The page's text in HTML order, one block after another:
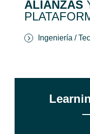
ALIANZAS
Ingeniería /